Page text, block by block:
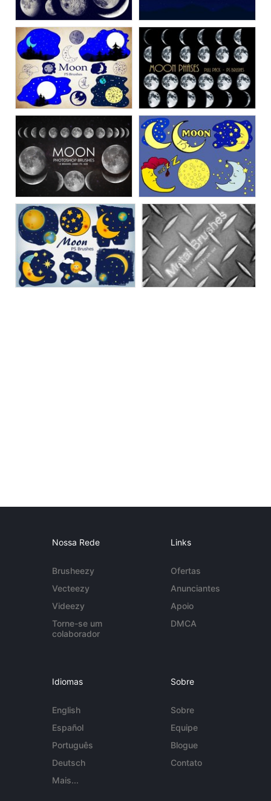
Nossa Rede
Brusheezy
Vecteezy
Videezy
Torne-se um
colaborador
Links
Ofertas
Anunciantes
Apoio
DMCA
Idiomas
English
Español
Português
Deutsch
Mais...
Sobre
Sobre
Equipe
Blogue
Contato